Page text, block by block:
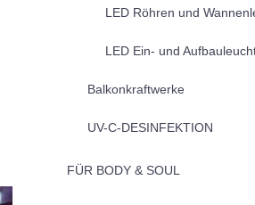
LED Röhren und
LED Ein- und
Balkonkraftwerke
UV-C-DESINFEKTION
FÜR BODY & SOUL